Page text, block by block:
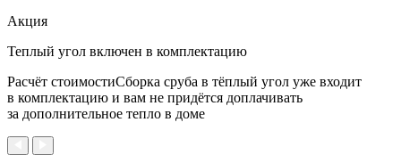
Акция
Теплый угол включен в комплектацию
Расчёт стоимостиСборка сруба в тёплый угол уже входит
в комплектацию и вам не придётся доплачивать
за дополнительное тепло в доме